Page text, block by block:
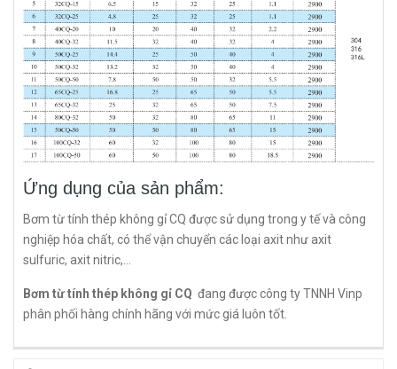
Ứng dụng của sản phẩm:
Bơm từ tính thép không gỉ CQ được sử dụng trong y tế và công
nghiệp hóa chất, có thể vận chuyển các loại axit như axit
sulfuric, axit nitric,...
Bơm từ tính thép không gỉ CQ đang được công ty TNNH Vinp
phân phối hàng chính hãng với mức giá luôn tốt.